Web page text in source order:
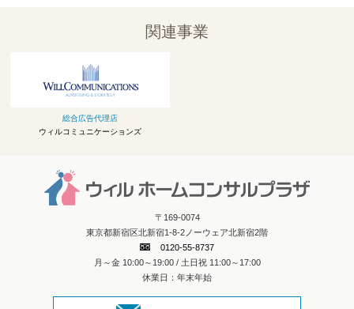
関連事業
総合広告代理店
ウィルコミュニケーションズ
〒169-0074
東京都新宿区北新宿1-8-2ノーウェア北新宿2階
0120-55-8737
月～金 10:00～19:00 / 土日祝 11:00～17:00
休業日：年末年始